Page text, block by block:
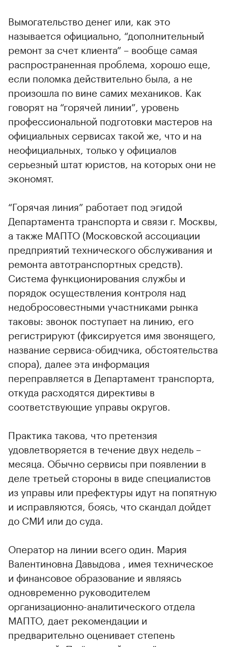
Вымогательство денег или, как это
называется официально, “дополнительный
ремонт за счет клиента” – вообще самая
распространенная проблема, хорошо еще,
если поломка действительно была, а не
произошла по вине самих механиков. Как
говорят на “горячей линии”, уровень
профессиональной подготовки мастеров на
официальных сервисах такой же, что и на
неофициальных, только у официалов
серьезный штат юристов, на которых они не
экономят.
“Горячая линия” работает под эгидой
Департамента транспорта и связи г. Москвы,
а также МАПТО (Московской ассоциации
предприятий технического обслуживания и
ремонта автотранспортных средств).
Система функционирования службы и
порядок осуществления контроля над
недобросовестными участниками рынка
таковы: звонок поступает на линию, его
регистрируют (фиксируется имя звонящего,
название сервиса-обидчика, обстоятельства
спора), далее эта информация
переправляется в Департамент транспорта,
откуда расходятся директивы в
соответствующие управы округов.
Практика такова, что претензия
удовлетворяется в течение двух недель –
месяца. Обычно сервисы при появлении в
деле третьей стороны в виде специалистов
из управы или префектуры идут на попятную
и исправляются, боясь, что скандал дойдет
до СМИ или до суда.
Оператор на линии всего один. Мария
Валентиновна Давыдова , имея техническое
и финансовое образование и являясь
одновременно руководителем
организационно-аналитического отдела
МАПТО, дает рекомендации и
предварительно оценивает степень